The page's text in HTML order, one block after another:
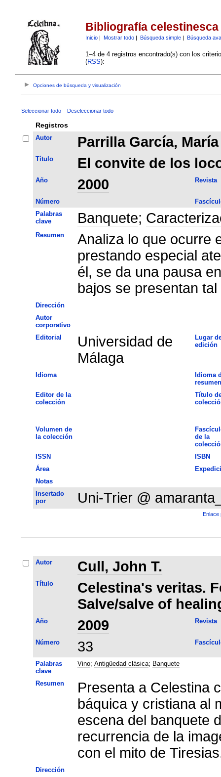
Bibliografía celestinesca
Inicio| Mostrar todo| Búsqueda simple| Búsqueda
1–4 de 4 registros encontrado(s) con los
(RSS):
Opciones de búsqueda y visualización
Seleccionar todo Deseleccionar todo
Registros
Autor Parrilla García,
Título El convite de los
Año 2000 Revista
Número
Palabras
clave
Banquete;
Resumen
Analiza lo que ocurre
prestando especial
él, se da una pausa
bajos se presentan
Dirección
Autor
corporativo
Editorial
Universidad de
Málaga
Lugar
edición
Idioma
Idioma
resumen
Editor de la
colección
Título
Volumen de
la colección
de la
ISSN
ISBN
Área
Notas
Insertado
por
Uni-Trier @
Enlace
Autor Cull, John T.
Título
Celestina's veritas.
Salve/salve of
Año 2009 Revista
Número 33
Palabras
clave
Vino; Antigüedad clásica; Banquete
Resumen
Presenta a Celestina
báquica y cristiana al
escena del banquete
recurrencia de la
con el mito de
Dirección